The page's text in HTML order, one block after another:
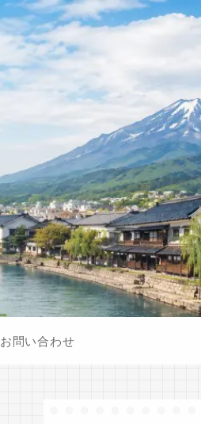
お問い合わせ